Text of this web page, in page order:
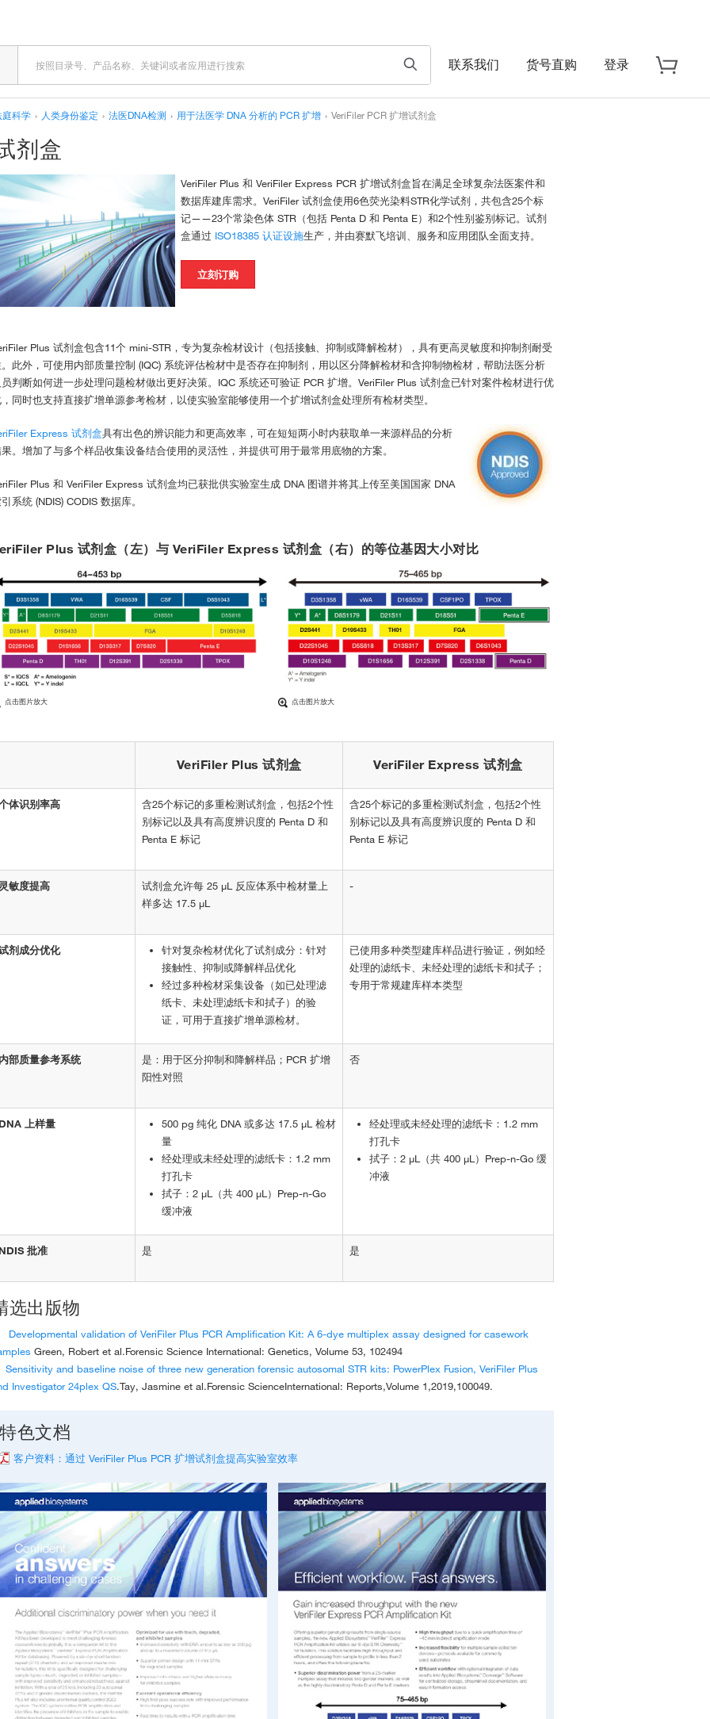
联系我们 货号直购 登录
庭科学 › 人类身份鉴定 › 法医DNA检测 › 用于法医学 DNA 分析的 PCR 扩增 › VeriFiler PCR 扩增试剂盒
剂盒
VeriFiler Plus 和 VeriFiler Express PCR 扩增试剂盒旨在满足全球复杂法医案件和
数据库建库需求。VeriFiler 试剂盒使用6色荧光染料STR化学试剂，共包含25个标
记——23个常染色体 STR（包括 Penta D 和 Penta E）和2个性别鉴别标记。试剂
盒通过 ISO18385 认证设施生产，并由赛默飞培训、服务和应用团队全面支持。
立刻订购
Plus 试剂盒包含11个 mini-STR，专为复杂检材设计（包括接触、抑制或降解检材），具有更高灵敏度和抑制剂耐受
此外，可使用内部质量控制 (IQC) 系统评估检材中是否存在抑制剂，用以区分降解检材和含抑制物检材，帮助法医分析
判断如何进一步处理问题检材做出更好决策。IQC 系统还可验证 PCR 扩增。VeriFiler Plus 试剂盒已针对案件检材进行优
同时也支持直接扩增单源参考检材，以使实验室能够使用一个扩增试剂盒处理所有检材类型。
Express 试剂盒具有出色的辨识能力和更高效率，可在短短两小时内获取单一来源样品的分析
。增加了与多个样品收集设备结合使用的灵活性，并提供可用于最常用底物的方案。
Plus 和 VeriFiler Express 试剂盒均已获批供实验室生成 DNA 图谱并将其上传至美国国家 DNA
系统 (NDIS) CODIS 数据库。
Plus 试剂盒（左）与 VeriFiler Express 试剂盒（右）的等位基因大小对比
点击图片放大 点击图片放大
VeriFiler Plus 试剂盒 VeriFiler Express 试剂盒
体识别率高
含25个标记的多重检测试剂盒，包括2个性
别标记以及具有高度辨识度的 Penta D 和
Penta E 标记
含25个标记的多重检测试剂盒，包括2个性
别标记以及具有高度辨识度的 Penta D 和
Penta E 标记
敏度提高
试剂盒允许每 25 µL 反应体系中检材量上
样多达 17.5 µL
-
剂成分优化
针对复杂检材优化了试剂成分：针对
接触性、抑制或降解样品优化
经过多种检材采集设备（如已处理滤
纸卡、未处理滤纸卡和拭子）的验
证，可用于直接扩增单源检材。
已使用多种类型建库样品进行验证，例如经
处理的滤纸卡、未经处理的滤纸卡和拭子；
专用于常规建库样本类型
部质量参考系统
是：用于区分抑制和降解样品；PCR 扩增
阳性对照
否
上样量
500 pg 纯化 DNA 或多达 17.5 µL 检材
量
经处理或未经处理的滤纸卡：1.2 mm
打孔卡
拭子：2 μL（共 400 μL）Prep-n-Go
缓冲液
经处理或未经处理的滤纸卡：1.2 mm
打孔卡
拭子：2 μL（共 400 μL）Prep-n-Go 缓
冲液
批准 是 是
选出版物
Developmental validation of VeriFiler Plus PCR Amplification Kit: A 6-dye multiplex assay designed for casework
Green, Robert et al.Forensic Science International: Genetics, Volume 53, 102494
Sensitivity and baseline noise of three new generation forensic autosomal STR kits: PowerPlex Fusion, VeriFiler Plus
Investigator 24plex QS.Tay, Jasmine et al.Forensic ScienceInternational: Reports,Volume 1,2019,100049.
特色文档
客户资料：通过 VeriFiler Plus PCR 扩增试剂盒提高实验室效率